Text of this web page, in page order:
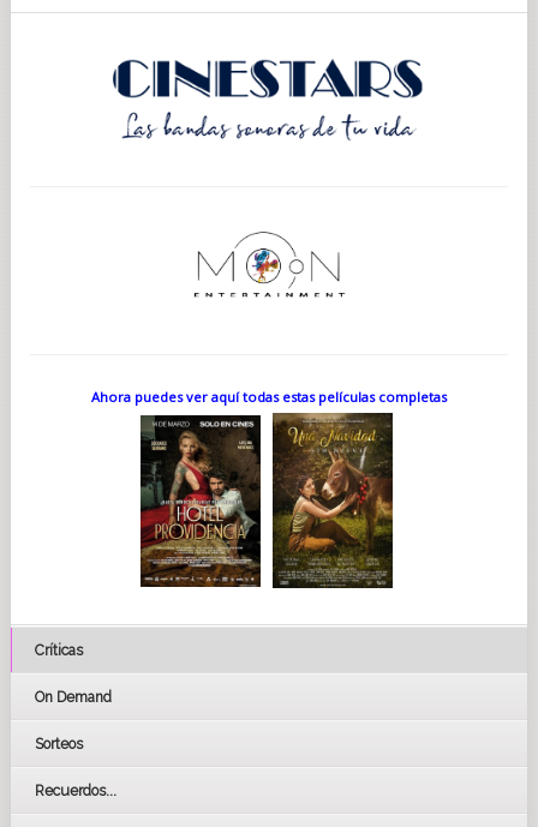
Ahora puedes ver aquí todas estas películas completas
Críticas
On Demand
Sorteos
Recuerdos...